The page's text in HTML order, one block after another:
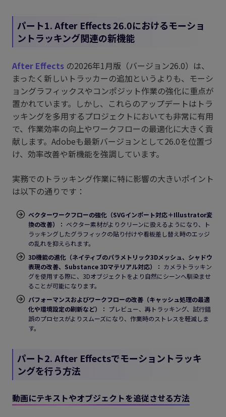
パート1. After Effects 26.0におけるモーショ
ントラッキング関連の新機能
After Effects の2026年1月版（バージョン26.0）は、
まったく新しいトラッカーの追加というよりも、モーシ
ョングラフィックスやコンポジット作業の強化に重点が
置かれています。しかし、これらのアップデートはトラ
ッキングを多用するプロジェクトにおいても非常に有用
で、作業効率の向上やワークフローの最適化に大きく貢
献します。Adobeも最新バージョンとして26.0を位置づ
け、効率改善や新機能を強調しています。
実務でのトラッキング作業に特に影響の大きいポイント
は以下の通りです：
ベクターワークフローの強化（SVGインポート対応＋Illustrator変
換の改善）： ベクター素材がよりクリーンに扱えるようになり、ト
ラッキングしたグラフィックの貼り付けや看板差し替え時のエッジ
の乱れを抑えられます。
3D機能の進化（ネイティブのパラメトリック3Dメッシュ、シャドウ
表現の改善、Substance 3Dマテリアル対応）： カメラトラッキン
グを使用する際に、3Dオブジェクトをより自然にシーンへ馴染ませ
ることが可能になります。
パフォーマンスおよびワークフローの改善（キャッシュ処理の最適
化や環境設定の刷新など）： プレビュー、再トラッキング、試行錯
誤のプロセスがよりスムーズになり、作業時のストレスを軽減しま
す。
パート2. After Effectsでモーショントラッキ
ングを行う方法
動画にテキストやオブジェクトを追従させる方法